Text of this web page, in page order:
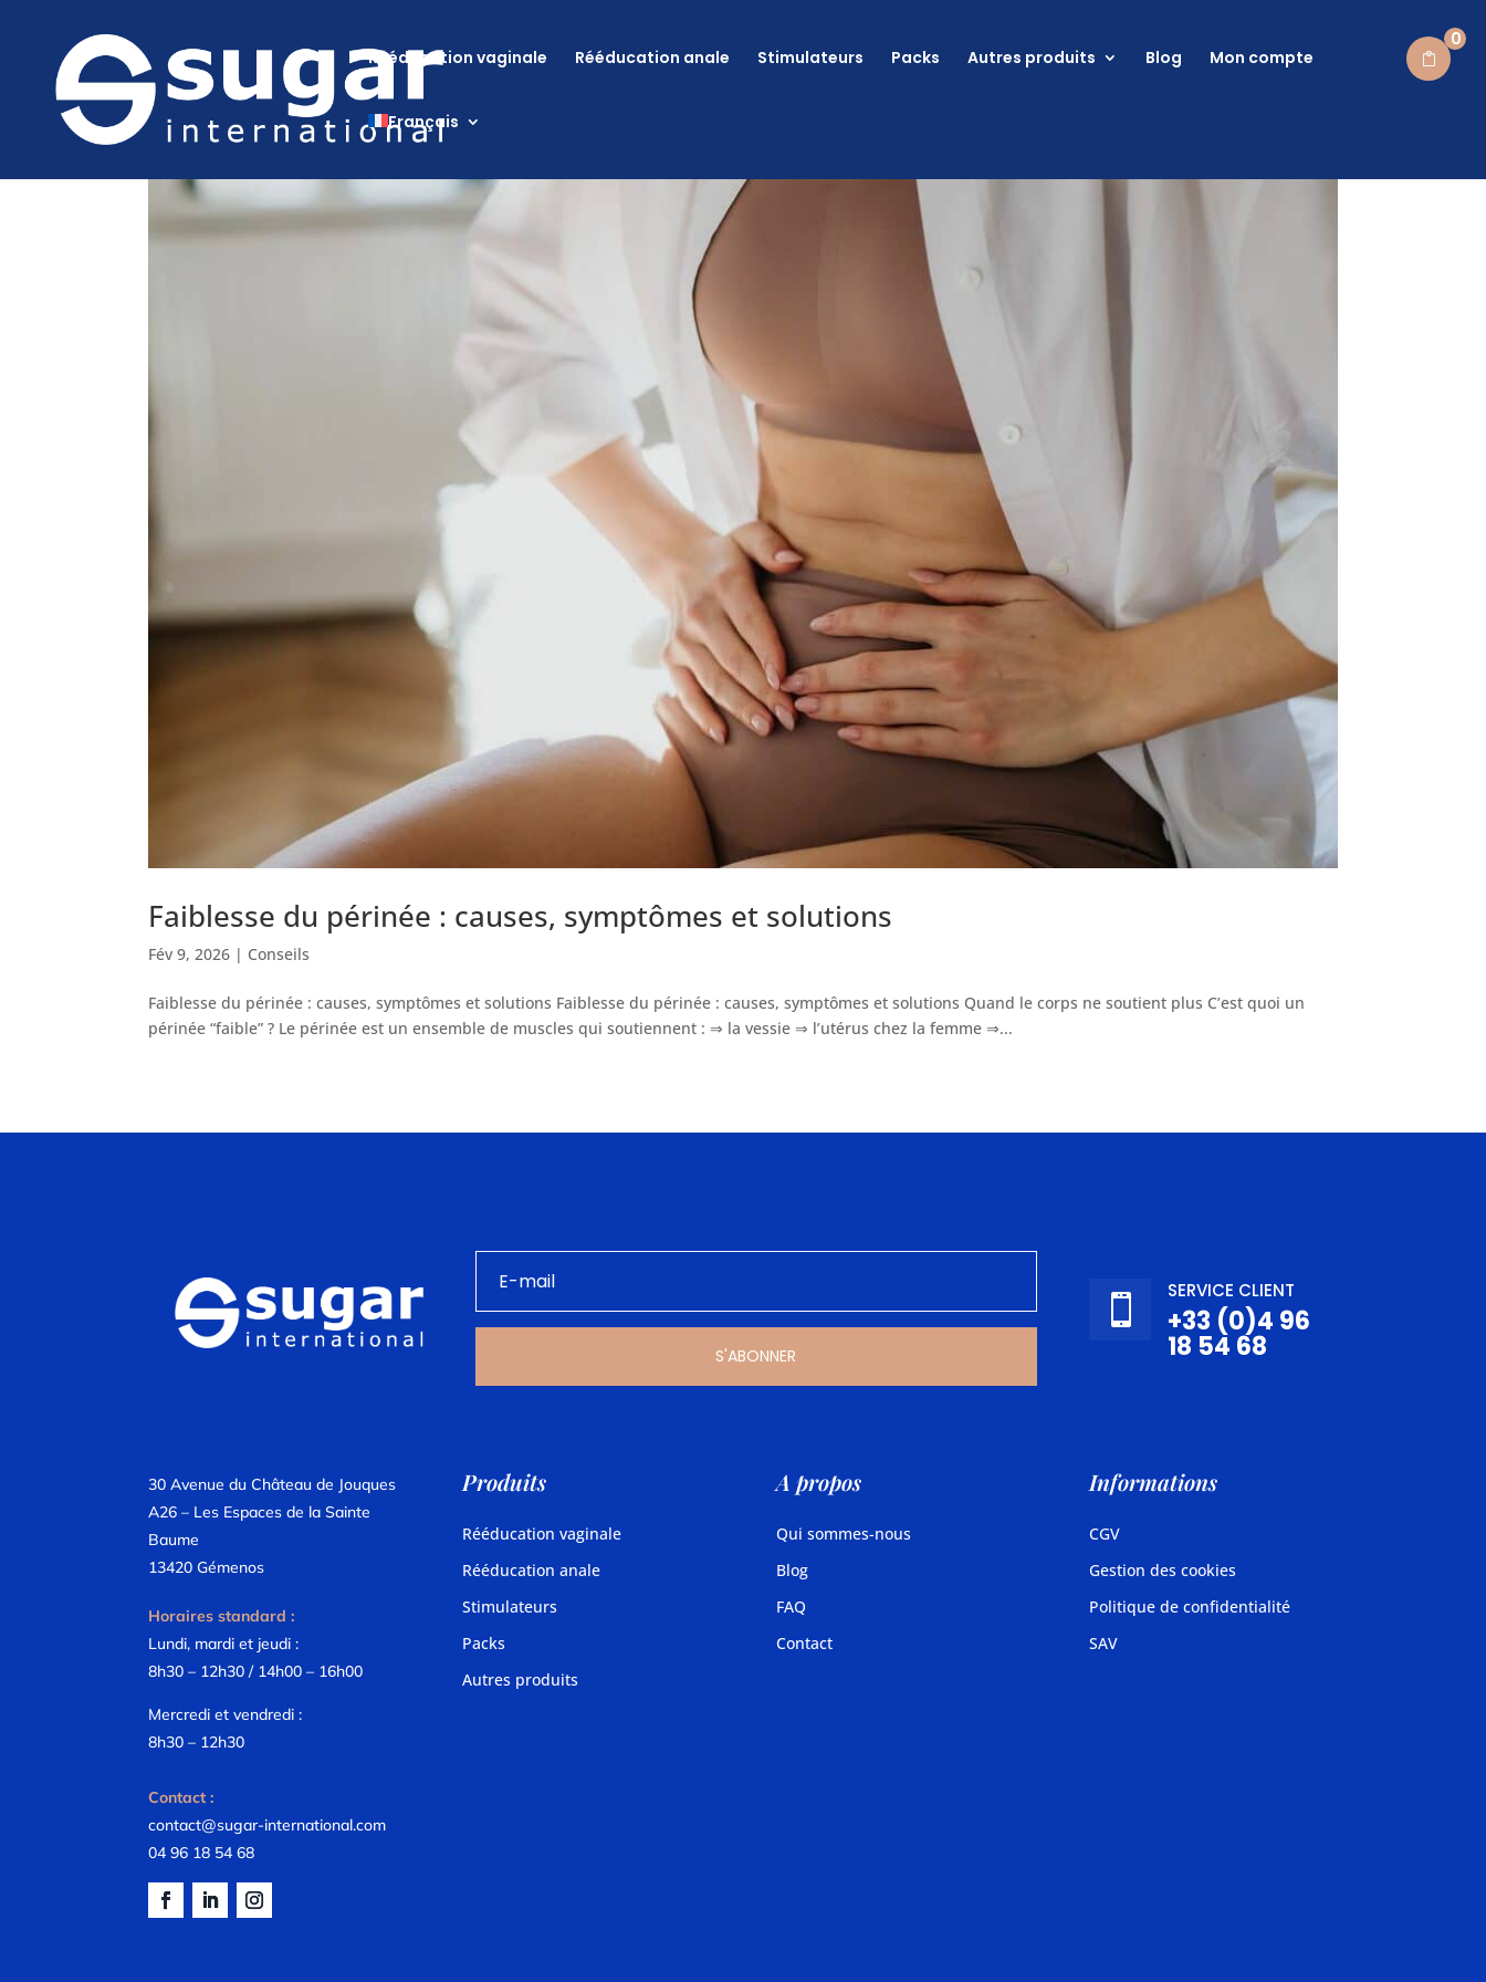
Rééducation vaginale Rééducation anale Stimulateurs Packs Autres produits Blog Mon compte
Français
0
Faiblesse du périnée : causes, symptômes et solutions
Fév 9, 2026 | Conseils
Faiblesse du périnée : causes, symptômes et solutions Faiblesse du périnée : causes, symptômes et solutions Quand le corps ne soutient plus C’est quoi un
périnée “faible” ? Le périnée est un ensemble de muscles qui soutiennent : ⇒ la vessie ⇒ l’utérus chez la femme ⇒...
S'ABONNER

SERVICE CLIENT
+33 (0)4 96
18 54 68
30 Avenue du Château de Jouques
A26 – Les Espaces de la Sainte
Baume
13420 Gémenos
Horaires standard :
Lundi, mardi et jeudi :
8h30 – 12h30 / 14h00 – 16h00
Mercredi et vendredi :
8h30 – 12h30
Contact :
contact@sugar-international.com
04 96 18 54 68
Produits
Rééducation vaginale
Rééducation anale
Stimulateurs
Packs
Autres produits
A propos
Qui sommes-nous
Blog
FAQ
Contact
Informations
CGV
Gestion des cookies
Politique de confidentialité
SAV